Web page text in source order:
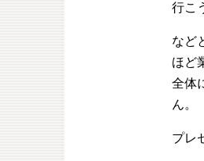
行こ
など
ほど
全体
ん。
プレ